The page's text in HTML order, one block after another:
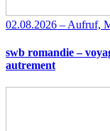
02.08.2026 – Aufruf,
swb romandie –
autrement